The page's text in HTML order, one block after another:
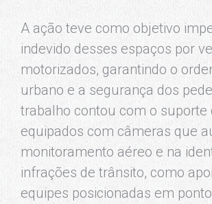
A ação teve como objetivo
indevido desses espaços por
motorizados, garantindo o
urbano e a segurança dos
trabalho contou com o suporte
equipados com câmeras que
monitoramento aéreo e na
infrações de trânsito, como
equipes posicionadas em